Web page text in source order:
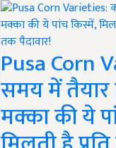
Pusa Corn
समय में तैयार
मक्का की ये